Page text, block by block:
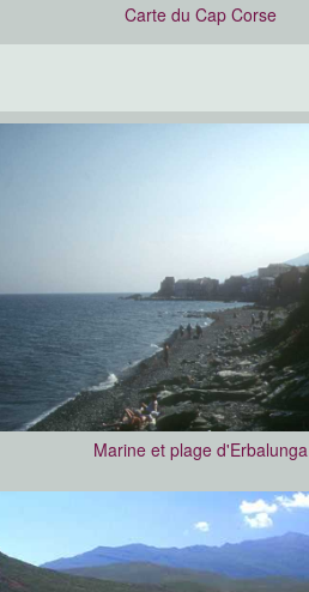
Carte du Cap Corse
Marine et plage d'Erbalunga